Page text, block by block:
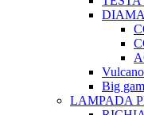
Big
LAMPADA